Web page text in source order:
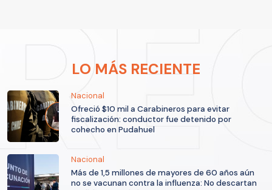
LO MÁS RECIENTE
Nacional
Ofreció $10 mil a Carabineros para evitar
fiscalización: conductor fue detenido por
cohecho en Pudahuel
Nacional
Más de 1,5 millones de mayores de 60 años aún
no se vacunan contra la influenza: No descartan